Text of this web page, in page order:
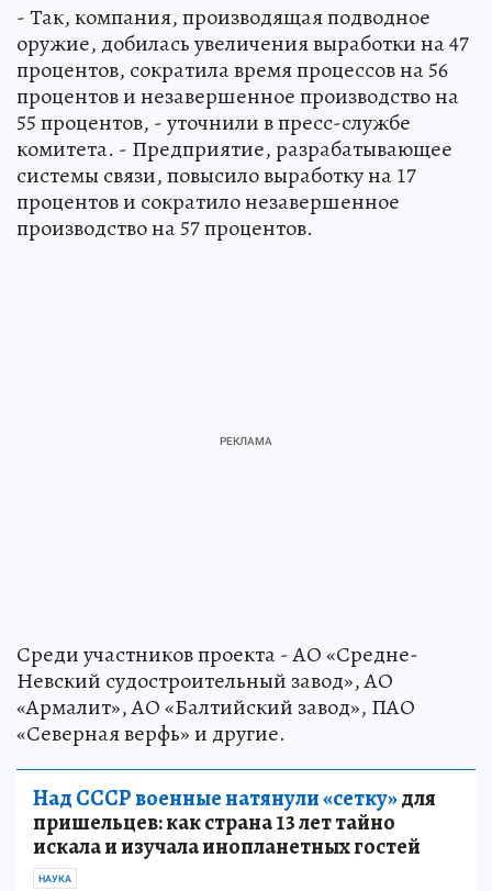
- Так, компания, производящая подводное
оружие, добилась увеличения выработки на 47
процентов, сократила время процессов на 56
процентов и незавершенное производство на
55 процентов, - уточнили в пресс-службе
комитета. - Предприятие, разрабатывающее
системы связи, повысило выработку на 17
процентов и сократило незавершенное
производство на 57 процентов.
Среди участников проекта - АО «Средне-
Невский судостроительный завод», АО
«Армалит», АО «Балтийский завод», ПАО
«Северная верфь» и другие.
Над СССР военные натянули «сетку»для
пришельцев: как страна 13 лет тайно
искала и изучала инопланетных гостей
НАУКА